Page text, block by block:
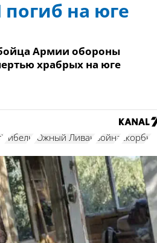
на юге
Армии обороны
храбрых на юге
Ори Йосеф Сильвестер (ז"ל) гибель Южный Ливан война скорбь